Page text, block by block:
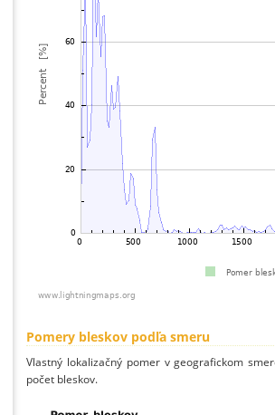
Pomery bleskov podľa smeru
Vlastný lokalizačný pomer v geografickom
počet bleskov.